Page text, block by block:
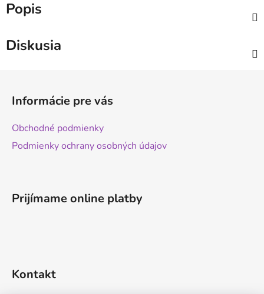
Popis
Diskusia
Informácie pre vás
Obchodné podmienky
Podmienky ochrany osobných údajov
Prijímame online platby
Kontakt